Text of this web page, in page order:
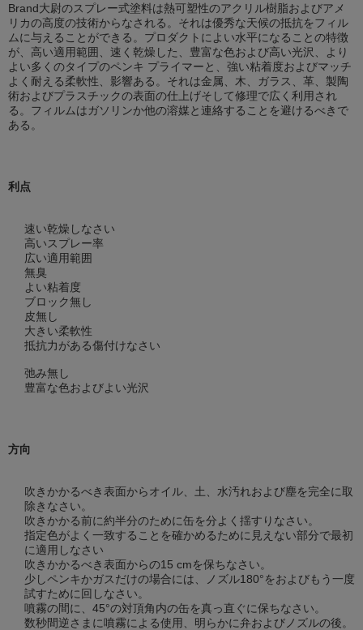
Brand大尉のスプレー式塗料は熱可塑性のアクリル樹脂およびアメ
リカの高度の技術からなされる。それは優秀な天候の抵抗をフィル
ムに与えることができる。プロダクトによい水平になることの特徴
が、高い適用範囲、速く乾燥した、豊富な色および高い光沢、より
よい多くのタイプのペンキ プライマーと、強い粘着度およびマッチ
よく耐える柔軟性、影響ある。それは金属、木、ガラス、革、製陶
術およびプラスチックの表面の仕上げそして修理で広く利用され
る。フィルムはガソリンか他の溶媒と連絡することを避けるべきで
ある。
利点
速い乾燥しなさい
高いスプレー率
広い適用範囲
無臭
よい粘着度
ブロック無し
皮無し
大きい柔軟性
抵抗力がある傷付けなさい
弛み無し
豊富な色およびよい光沢
方向
吹きかかるべき表面からオイル、土、水汚れおよび塵を完全に取
除きなさい。
吹きかかる前に約半分のために缶を分よく揺すりなさい。
指定色がよく一致することを確かめるために見えない部分で最初
に適用しなさい
吹きかかるべき表面からの15 cmを保ちなさい。
少しペンキかガスだけの場合には、ノズル180°をおよびもう一度
試すために回しなさい。
噴霧の間に、45°の対頂角内の缶を真っ直ぐに保ちなさい。
数秒間逆さまに噴霧による使用、明らかに弁およびノズルの後。